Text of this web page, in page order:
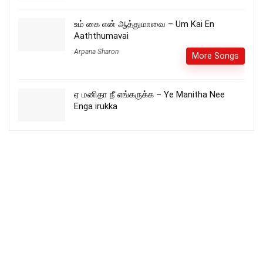
உம் கை என் ஆத்துமாவை – Um Kai En
Aaththumavai
Arpana Sharon More Songs
ஏ மனிதா நீ எங்கருக்க – Ye Manitha Nee
Enga irukka